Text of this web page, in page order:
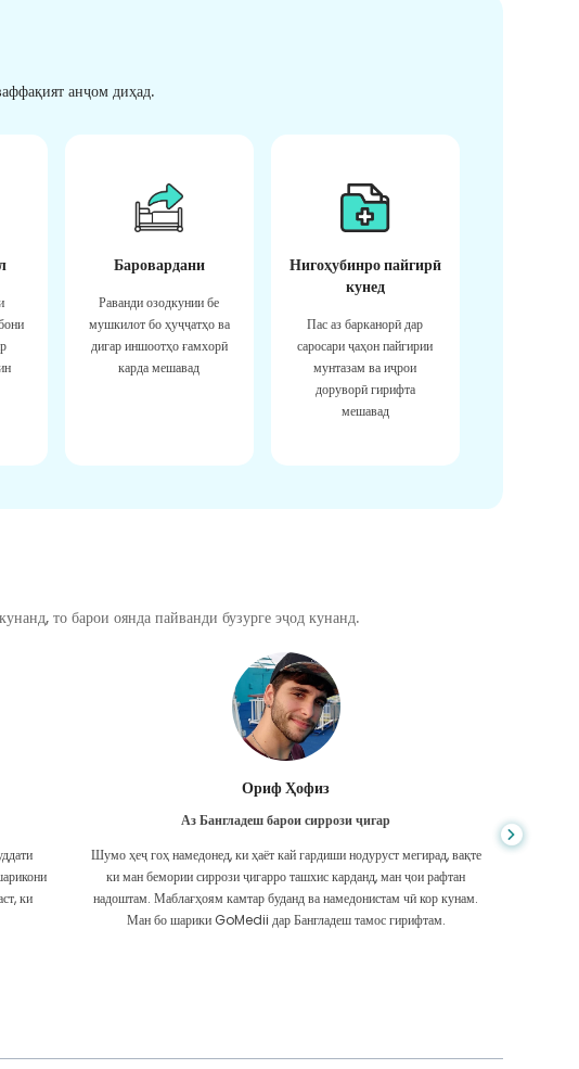
анҷом диҳад.
Баровардани
Раванди озодкунии бе
мушкилот бо ҳуҷҷатҳо ва
дигар иншоотҳо ғамхорӣ
карда мешавад
Нигоҳубинро пайгирӣ
кунед
Пас аз барканорӣ дар
саросари ҷаҳон пайгирии
мунтазам ва иҷрои
доруворӣ гирифта
мешавад
то барои оянда пайванди бузурге эҷод кунанд.
ки
Ориф Ҳофиз
Аз Бангладеш барои сиррози ҷигар
Шумо ҳеҷ гоҳ намедонед, ки ҳаёт кай гардиши нодуруст мегирад, вақте
ки ман бемории сиррози ҷигарро ташхис карданд, ман ҷои рафтан
надоштам. Маблағҳоям камтар буданд ва намедонистам чӣ кор кунам.
Ман бо шарики GoMedii дар Бангладеш тамос гирифтам.